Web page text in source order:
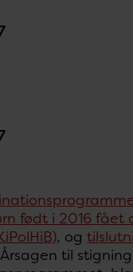
født i 2016 fået
, og
til